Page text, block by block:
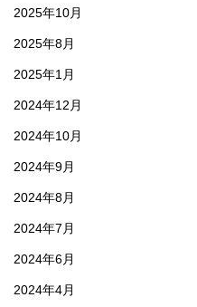
2025年10月
2025年8月
2025年1月
2024年12月
2024年10月
2024年9月
2024年8月
2024年7月
2024年6月
2024年4月